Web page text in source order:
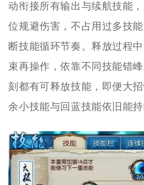
动衔接所有输出与续航技能
位规避伤害，不占用过多技
断技能循环节奏。释放过程
束再操作，依靠不同技能错
刻都有可释放技能，即便大
余小技能与回蓝技能依旧能持